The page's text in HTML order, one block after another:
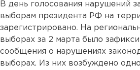
В день голосования нарушений
выборам президента РФ на
зарегистрировано. На
выборах за 2 марта было
сообщения о нарушениях
выборах. Из них возбуждено